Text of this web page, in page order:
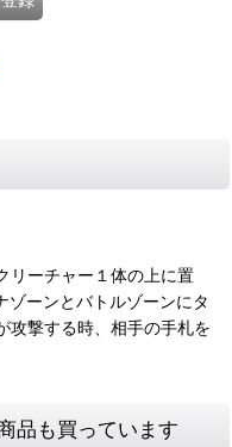
リーチャー１体の上に置
ゾーンとバトルゾーンにタ
攻撃する時、相手の手札を
品も買っています